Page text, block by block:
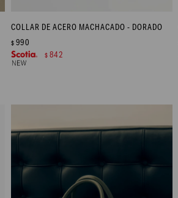
COLLAR DE ACERO MACHACADO - DORADO
$ 990
$ 842